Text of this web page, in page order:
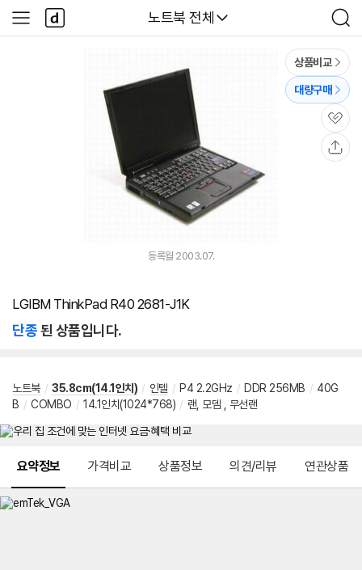
다나와
노트북 전체
검
색
사
이
다
나
와
상품비교
대량구매
관
심
등록월 2003.07.
LGIBM ThinkPad R40 2681-J1K
단종된 상품입니다.
노트북 / 35.8cm(14.1인치) / 인텔 / P4 2.2GHz / DDR 256MB / 40G
B / COMBO / 14.1인치(1024*768) / 랜, 모뎀 , 무선랜
요약정보 가격비교 상품정보 의견/리뷰 연관상품